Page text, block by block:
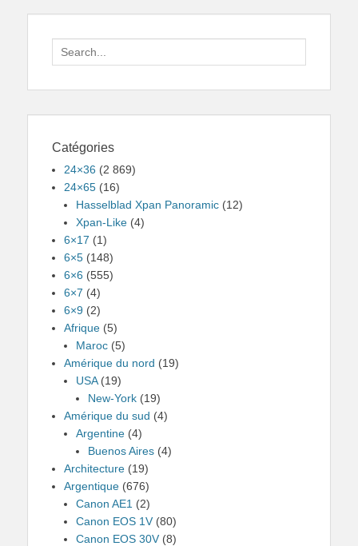
Search
for:
Catégories
24×36 (2 869)
24×65 (16)
Hasselblad Xpan Panoramic (12)
Xpan-Like (4)
6×17 (1)
6×5 (148)
6×6 (555)
6×7 (4)
6×9 (2)
Afrique (5)
Maroc (5)
Amérique du nord (19)
USA(19)
New-York (19)
Amérique du sud (4)
Argentine (4)
Buenos Aires (4)
Architecture (19)
Argentique (676)
Canon AE1 (2)
Canon EOS 1V (80)
Canon EOS 30V (8)